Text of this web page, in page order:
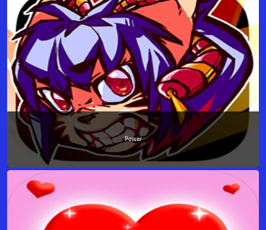
Power